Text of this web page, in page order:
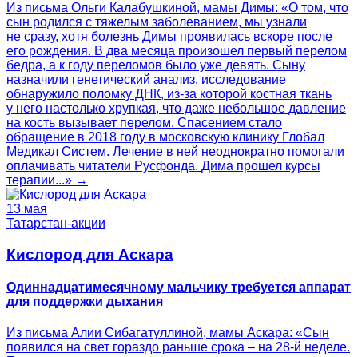
Из письма Ольги Калабушкиной, мамы Димы: «О том, что
сын родился с тяжелым заболеванием, мы узнали
не сразу, хотя болезнь Димы проявилась вскоре после
его рождения. В два месяца произошел первый перелом
бедра, а к году переломов было уже девять. Сыну
назначили генетический анализ, исследование
обнаружило поломку ДНК, из-за которой костная ткань
у него настолько хрупкая, что даже небольшое давление
на кость вызывает перелом. Спасением стало
обращение в 2018 году в московскую клинику Глобал
Медикал Систем. Лечение в ней неоднократно помогали
оплачивать читатели Русфонда. Дима прошел курсы
терапии...» →
13 мая
Татарстан-акции
Кислород для Аскара
Одиннадцатимесячному мальчику требуется аппарат
для поддержки дыхания
Из письма Алии Сибагатуллиной, мамы Аскара: «Сын
появился на свет гораздо раньше срока – на 28-й неделе.